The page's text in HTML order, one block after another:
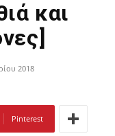
και
2018
Pinterest